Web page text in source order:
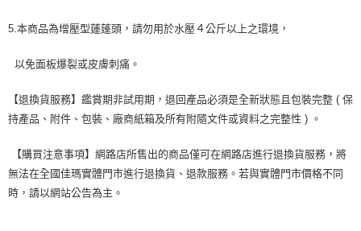
5.本商品為增壓型蓮蓬頭，請勿用於水壓４公斤以上之環境，
以免面板爆裂或皮膚刺痛。
【退換貨服務】鑑賞期非試用期，退回產品必須是全新狀態且包裝完整 ( 保
持產品、附件、包裝、廠商紙箱及所有附隨文件或資料之完整性 ) 。
【購買注意事項】網路店所售出的商品僅可在網路店進行退換貨服務，將
無法在全國佳瑪實體門市進行退換貨、退款服務。若與實體門市價格不同
時，請以網站公告為主。